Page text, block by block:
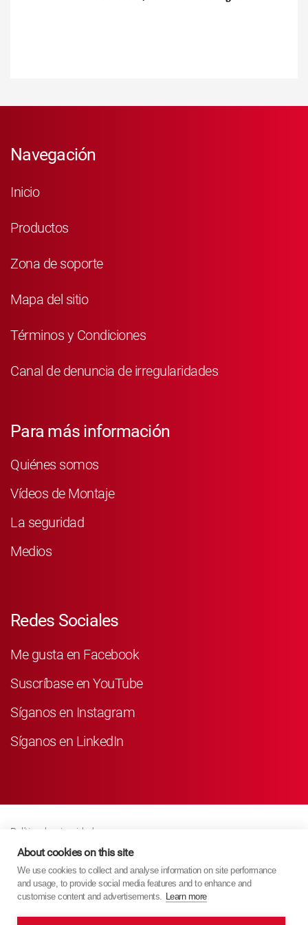
Navegación
Inicio
Productos
Zona de soporte
Mapa del sitio
Términos y Condiciones
Canal de denuncia de irregularidades
Para más información
Quiénes somos
Vídeos de Montaje
La seguridad
Medios
Redes Sociales
Me gusta en Facebook
Suscríbase en YouTube
Síganos en Instagram
Síganos en LinkedIn
Política de privacidad
Business Partner Privacy
Política De Cookies
Modern Slavery Act Policy
About cookies on this site
We use cookies to collect and analyse information on site performance
and usage, to provide social media features and to enhance and
customise content and advertisements. Learn more